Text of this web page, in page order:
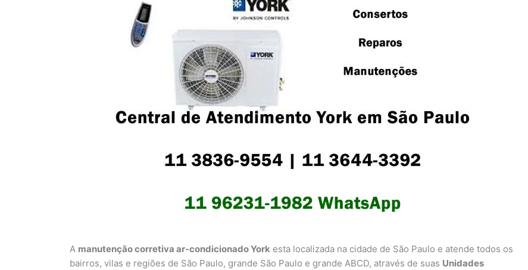
A manutenção corretiva ar-condicionado York esta localizada na cidade de São Paulo e atende todos os
bairros, vilas e regiões de São Paulo, grande São Paulo e grande ABCD, através de suas Unidades